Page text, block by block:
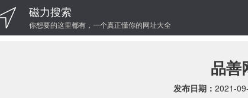
磁力搜索
你想要的这里都有，一个真正懂你的网址大全
品善
发布日期： 2021-